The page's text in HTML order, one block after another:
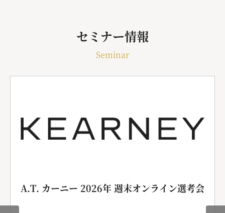
セミナー情報
Seminar
A.T. カーニー 2026年 週末オンライン選考会